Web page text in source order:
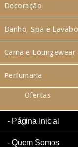
Decoração
Banho, Spa e Lavabo
Cama e Loungewear
Perfumaria
Ofertas
Página Inicial
Quem Somos